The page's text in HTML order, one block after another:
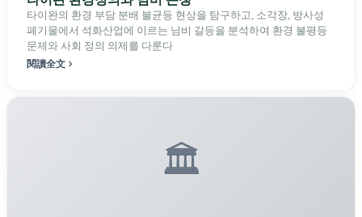
타이완의 환경 부담 분배 불균등 현상을 탐구하고, 소각장, 방사성
폐기물에서 석화산업에 이르는 님비 갈등을 분석하여 환경 불평등
문제와 사회 정의 의제를 다룬다
閱讀全文
🏛️